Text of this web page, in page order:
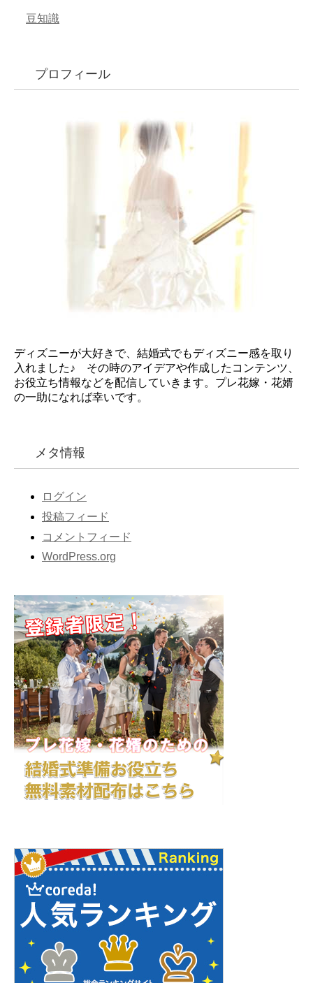
豆知識
プロフィール
ディズニーが大好きで、結婚式でもディズニー感を取り
入れました♪ その時のアイデアや作成したコンテンツ、
お役立ち情報などを配信していきます。プレ花嫁・花婿
の一助になれば幸いです。
メタ情報
ログイン
投稿フィード
コメントフィード
WordPress.org